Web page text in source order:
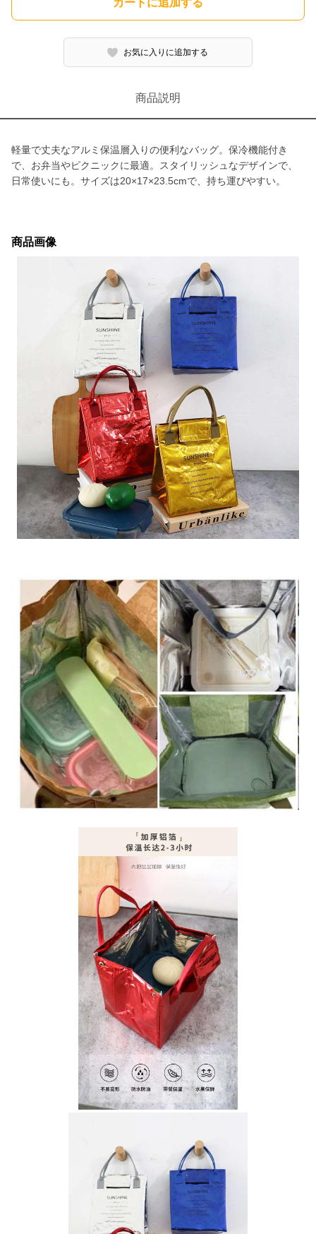
カートに追加する
お気に入りに追加する
商品説明
軽量で丈夫なアルミ保温層入りの便利なバッグ。保冷機能付き
で、お弁当やピクニックに最適。スタイリッシュなデザインで、
日常使いにも。サイズは20×17×23.5cmで、持ち運びやすい。
商品画像